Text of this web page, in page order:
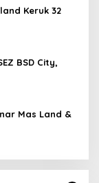
Keruk 32
BSD City,
Mas Land &